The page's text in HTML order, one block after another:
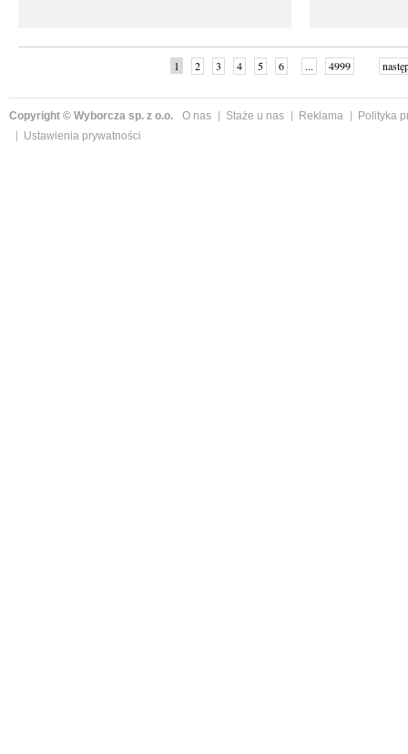
1 2 3 4 5 6 ... 4999
Copyright © Wyborcza sp. z o.o. O nas Staże u nas Reklama
Polityka
Ustawienia prywatności